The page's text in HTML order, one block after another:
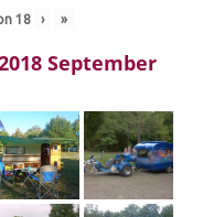
18 › »
September